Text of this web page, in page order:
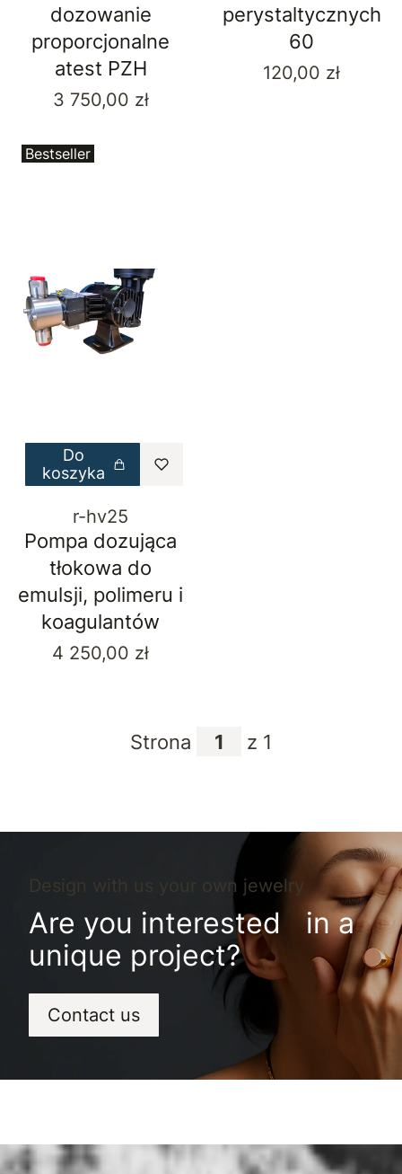
dozowanie
proporcjonalne
atest PZH
Cena
3 750,00 zł
perystaltycznych
60
Cena
120,00 zł
Bestseller
Do
koszyka
r-hv25
Pompa dozująca
tłokowa do
emulsji, polimeru i
koagulantów
Cena
4 250,00 zł
Strona z 1
Design with us your own jewelry
Are you interested in a
unique project?
Contact us